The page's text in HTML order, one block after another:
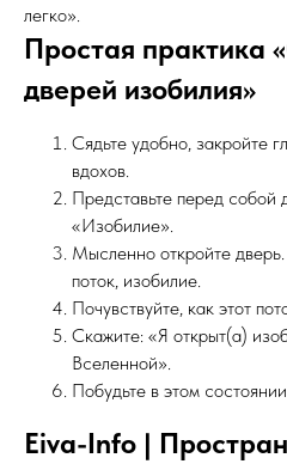
легко».
Простая практика
дверей изобилия»
Сядьте удобно, закройте
вдохов.
Представьте перед собой
«Изобилие».
Мысленно откройте
поток, изобилие.
Почувствуйте, как этот
Скажите: «Я открыт(а)
Вселенной».
Побудьте в этом
Eiva-Info |